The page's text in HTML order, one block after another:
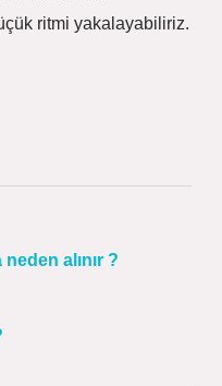
ritmi yakalayabiliriz.
alınır ?